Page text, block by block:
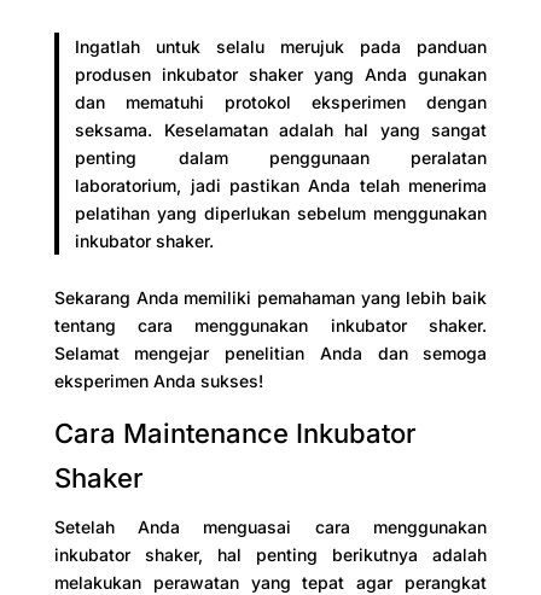
Ingatlah untuk selalu merujuk pada panduan
produsen inkubator shaker yang Anda gunakan
dan mematuhi protokol eksperimen dengan
seksama. Keselamatan adalah hal yang sangat
penting dalam penggunaan peralatan
laboratorium, jadi pastikan Anda telah menerima
pelatihan yang diperlukan sebelum menggunakan
inkubator shaker.
Sekarang Anda memiliki pemahaman yang lebih baik
tentang cara menggunakan inkubator shaker.
Selamat mengejar penelitian Anda dan semoga
eksperimen Anda sukses!
Cara Maintenance Inkubator
Shaker
Setelah Anda menguasai cara menggunakan
inkubator shaker, hal penting berikutnya adalah
melakukan perawatan yang tepat agar perangkat